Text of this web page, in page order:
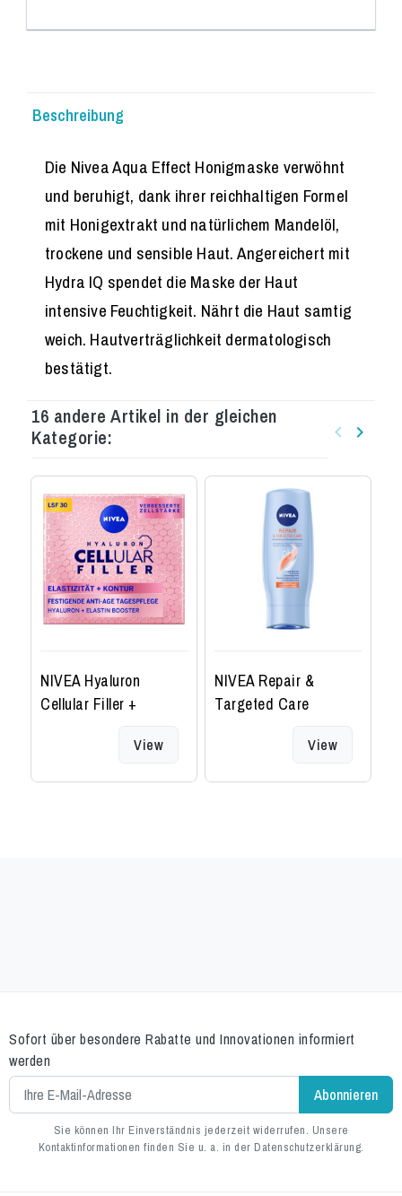
Beschreibung
Die Nivea Aqua Effect Honigmaske verwöhnt
und beruhigt, dank ihrer reichhaltigen Formel
mit Honigextrakt und natürlichem Mandelöl,
trockene und sensible Haut. Angereichert mit
Hydra IQ spendet die Maske der Haut
intensive Feuchtigkeit. Nährt die Haut samtig
weich. Hautverträglichkeit dermatologisch
bestätigt.
16 andere Artikel in der gleichen
Kategorie:
Zurück
keyboard_arrow_left Weiter
keyboard_arrow_right
NIVEA Hyaluron
Cellular Filler +
Tagespflege LSF 30
View
NIVEA Repair &
Targeted Care
View
Sofort über besondere Rabatte und Innovationen informiert
werden
Sie können Ihr Einverständnis jederzeit widerrufen. Unsere
Kontaktinformationen finden Sie u. a. in der Datenschutzerklärung.